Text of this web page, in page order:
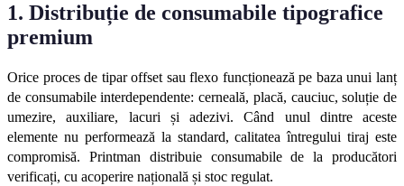
1. Distribuție de consumabile tipografice
premium
Orice proces de tipar offset sau flexo funcționează pe baza unui lanț
de consumabile interdependente: cerneală, placă, cauciuc, soluție de
umezire, auxiliare, lacuri și adezivi. Când unul dintre aceste
elemente nu performează la standard, calitatea întregului tiraj este
compromisă. Printman distribuie consumabile de la producători
verificați, cu acoperire națională și stoc regulat.